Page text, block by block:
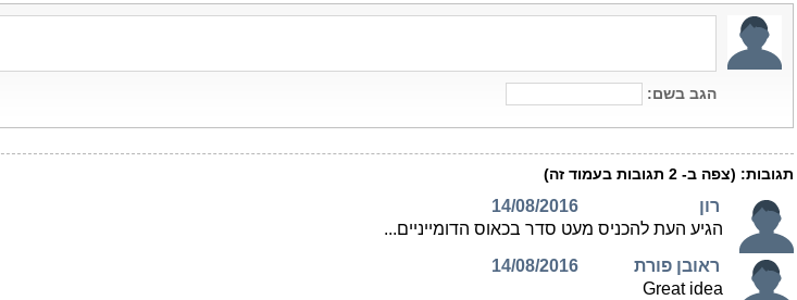
הגב בשם:
תגובות: (צפה ב- 2 תגובות בעמוד זה)
רון
14/08/2016
הגיע העת להכניס מעט סדר בכאוס הדומייניים...
ראובן פורת
14/08/2016
Great idea